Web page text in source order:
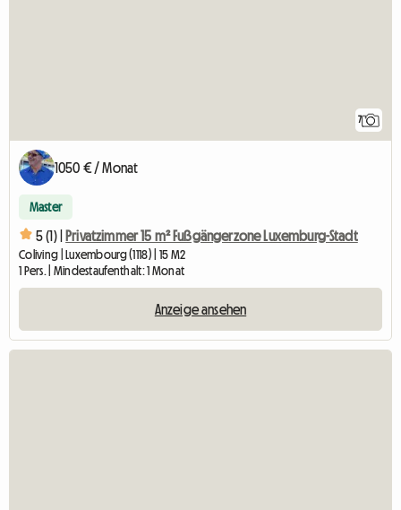
7
1050 € / Monat
Master
5 (1) | Privatzimmer 15 m² Fußgängerzone Luxemburg-Stadt
Coliving | Luxembourg (1118) | 15 M2
1 Pers. | Mindestaufenthalt: 1 Monat
Anzeige ansehen